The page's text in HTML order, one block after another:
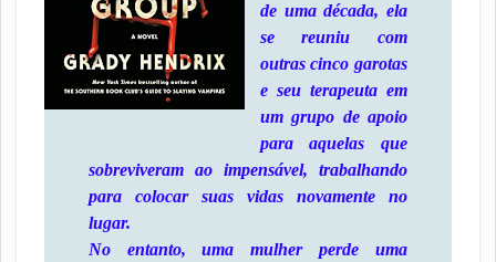
de uma década, ela
se reuniu com
outras cinco garotas
e seu terapeuta em
um grupo de apoio
para aquelas que
sobreviveram ao impensável, trabalhando
para colocar suas vidas novamente no
lugar.
No entanto, uma mulher perde uma